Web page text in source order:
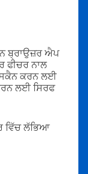
ਬ੍ਰਾਉਜ਼ਰ ਐਪ
ਨਾਲ
ਕਰਨ ਲਈ
ਲਈ ਸਿਰਫ
ਵਿੱਚ ਲੱਭਿਆ